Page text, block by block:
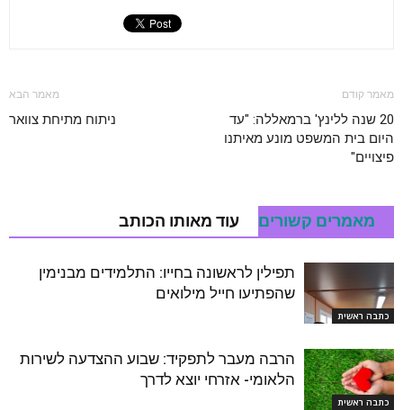
מאמר קודם
20 שנה ללינץ' ברמאללה: "עד
היום בית המשפט מונע מאיתנו
פיצויים"
מאמר הבא
ניתוח מתיחת צוואר
מאמרים קשורים עוד מאותו הכותב
כתבה ראשית
תפילין לראשונה בחייו: התלמידים מבנימין
שהפתיעו חייל מילואים
כתבה ראשית
הרבה מעבר לתפקיד: שבוע ההצדעה לשירות
הלאומי- אזרחי יוצא לדרך